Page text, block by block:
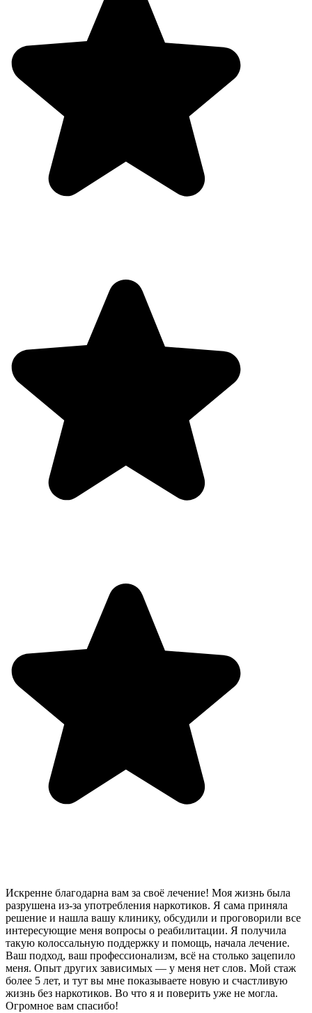
Искренне благодарна вам за своё лечение! Моя жизнь была
разрушена из-за употребления наркотиков. Я сама приняла
решение и нашла вашу клинику, обсудили и проговорили все
интересующие меня вопросы о реабилитации. Я получила
такую колоссальную поддержку и помощь, начала лечение.
Ваш подход, ваш профессионализм, всё на столько зацепило
меня. Опыт других зависимых — у меня нет слов. Мой стаж
более 5 лет, и тут вы мне показываете новую и счастливую
жизнь без наркотиков. Во что я и поверить уже не могла.
Огромное вам спасибо!